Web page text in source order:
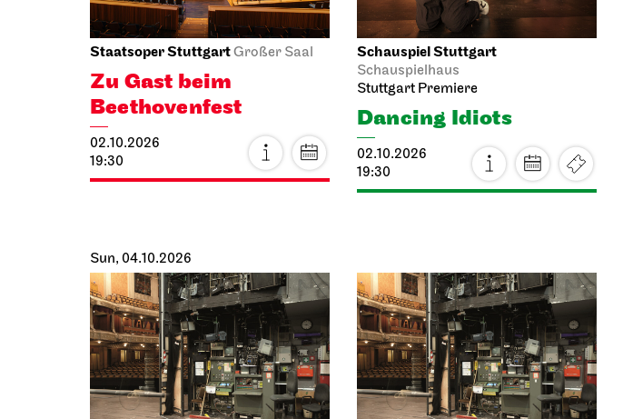
Staatsoper StuttgartGroßer Saal
Zu Gast beim
Beethovenfest
02.10.2026
19:30
Schauspiel Stuttgart
Schauspielhaus
Stuttgart Premiere
Dancing Idiots
02.10.2026
19:30
Sun, 04.10.2026